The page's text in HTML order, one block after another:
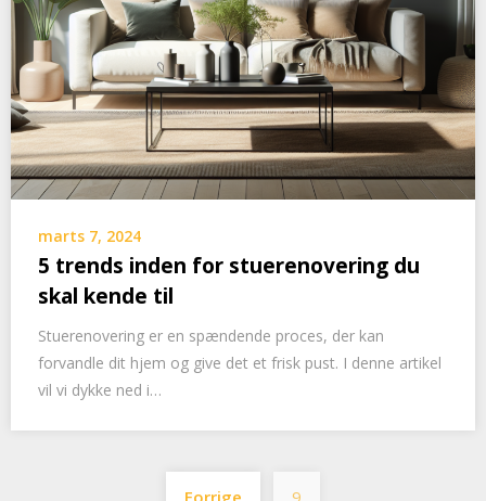
marts 7, 2024
5 trends inden for stuerenovering du
skal kende til
Stuerenovering er en spændende proces, der kan
forvandle dit hjem og give det et frisk pust. I denne artikel
vil vi dykke ned i…
Indlægsinddeling
Forrige 9